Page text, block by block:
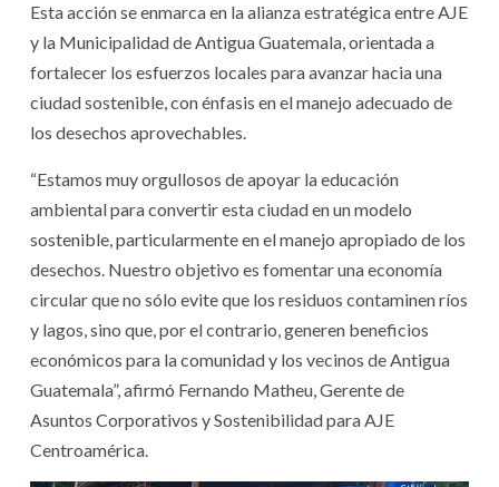
Esta acción se enmarca en la alianza estratégica entre AJE
y la Municipalidad de Antigua Guatemala, orientada a
fortalecer los esfuerzos locales para avanzar hacia una
ciudad sostenible, con énfasis en el manejo adecuado de
los desechos aprovechables.
“Estamos muy orgullosos de apoyar la educación
ambiental para convertir esta ciudad en un modelo
sostenible, particularmente en el manejo apropiado de los
desechos. Nuestro objetivo es fomentar una economía
circular que no sólo evite que los residuos contaminen ríos
y lagos, sino que, por el contrario, generen beneficios
económicos para la comunidad y los vecinos de Antigua
Guatemala”, afirmó Fernando Matheu, Gerente de
Asuntos Corporativos y Sostenibilidad para AJE
Centroamérica.